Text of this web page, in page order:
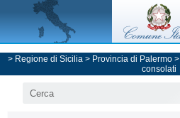
> Regione di Sicilia> Provincia di Palermo>
consolati